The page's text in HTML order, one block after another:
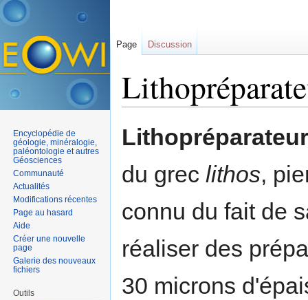
Lithopréparateur
du grec lithos,
connu du fait de
réaliser des
30 microns
Page Discussion
Encyclopédie de
géologie, minéralogie,
paléontologie et autres
Géosciences
Communauté
Actualités
Modifications récentes
Page au hasard
Aide
Créer une nouvelle
page
Galerie des nouveaux
fichiers
Outils